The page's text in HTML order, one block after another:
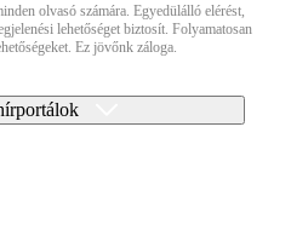
olvasó számára. Egyedülálló elérést,
lehetőséget biztosít. Folyamatosan
Ez jövőnk záloga.